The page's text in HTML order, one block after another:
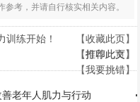
考，并请自行核实相关内容。
训练开始！
【收藏此页】
【打印此页】
【推荐此文】
【我要挑错】
老年人肌力与行动